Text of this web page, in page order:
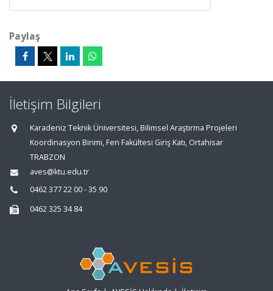
Paylaş
İletişim Bilgileri
Karadeniz Teknik Üniversitesi, Bilimsel Araştırma Projeleri
Koordinasyon Birimi, Fen Fakültesi Giriş Katı, Ortahisar
TRABZON
aves@ktu.edu.tr
0462 377 22 00 - 35 90
0462 325 34 84